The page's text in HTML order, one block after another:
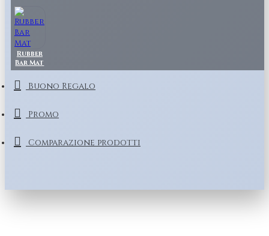
Rubber
Bar Mat
Buono Regalo
Promo
Comparazione prodotti